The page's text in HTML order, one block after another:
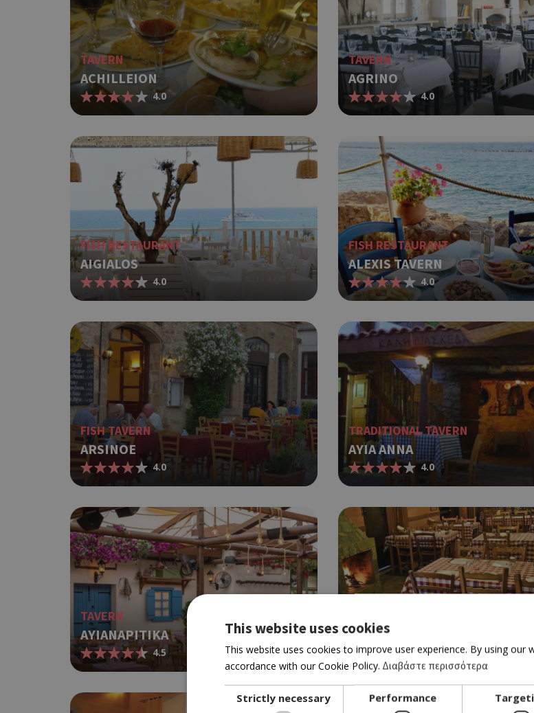
TAVERN
ACHILLEION
4.0
TAVERN
AGRINO
4.0
FISH RESTAURANT
AIGIALOS
4.0
FISH RESTAURANT
ALEXIS TAVERN
4.0
FISH TAVERN
ARSINOE
4.0
TRADITIONAL TAVERN
AYIA ANNA
4.0
TAVERN
AYIANAPITIKA
4.5
AYIOS EPIKTITOS
4.5
This website uses cookies
This website uses cookies to improve user experience. By using our
accordance with our Cookie Policy. Διαβάστε περισσότερα
Strictly necessary Performance